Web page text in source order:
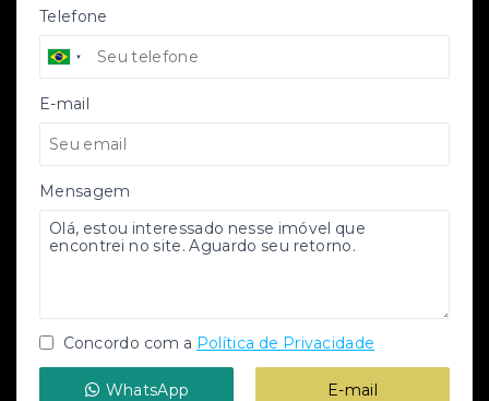
Telefone
E-mail
Mensagem
Concordo com a Política de Privacidade
WhatsApp E-mail